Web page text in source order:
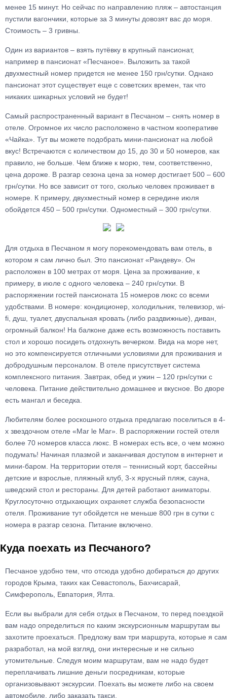
менее 15 минут. Но сейчас по направлению пляж – автостанция
пустили вагончики, которые за 3 минуты довозят вас до моря.
Стоимость – 3 гривны.
Один из вариантов – взять путёвку в крупный пансионат,
например в пансионат «Песчаное». Выложить за такой
двухместный номер придется не менее 150 грн/сутки. Однако
пансионат этот существует еще с советских времен, так что
никаких шикарных условий не будет!
Самый распространенный вариант в Песчаном – снять номер в
отеле. Огромное их число расположено в частном кооперативе
«Чайка». Тут вы можете подобрать мини-пансионат на любой
вкус! Встречаются с количеством до 15, до 30 и 50 номеров, как
правило, не больше. Чем ближе к морю, тем, соответственно,
цена дороже. В разгар сезона цена за номер достигает 500 – 600
грн/сутки. Но все зависит от того, сколько человек проживает в
номере. К примеру, двухместный номер в середине июля
обойдется 450 – 500 грн/сутки. Одноместный – 300 грн/сутки.
Для отдыха в Песчаном я могу порекомендовать вам отель, в
котором я сам лично был. Это пансионат «Рандеву». Он
расположен в 100 метрах от моря. Цена за проживание, к
примеру, в июле с одного человека – 240 грн/сутки. В
распоряжении гостей пансионата 15 номеров люкс со всеми
удобствами. В номере: кондиционер, холодильник, телевизор, wi-
fi, душ, туалет, двуспальная кровать (либо раздвижные), диван,
огромный балкон! На балконе даже есть возможность поставить
стол и хорошо посидеть отдохнуть вечерком. Вида на море нет,
но это компенсируется отличными условиями для проживания и
добродушным персоналом. В отеле присутствует система
комплексного питания. Завтрак, обед и ужин – 120 грн/сутки с
человека. Питание действительно домашнее и вкусное. Во дворе
есть мангал и беседка.
Любителям более роскошного отдыха предлагаю поселиться в 4-
х звездочном отеле «Mar le Mar». В распоряжении гостей отеля
более 70 номеров класса люкс. В номерах есть все, о чем можно
подумать! Начиная плазмой и заканчивая доступом в интернет и
мини-баром. На территории отеля – теннисный корт, бассейны
детские и взрослые, пляжный клуб, 3-х ярусный пляж, сауна,
шведский стол и рестораны. Для детей работают аниматоры.
Круглосуточно отдыхающих охраняет служба безопасности
отеля. Проживание тут обойдется не меньше 800 грн в сутки с
номера в разгар сезона. Питание включено.
Куда поехать из Песчаного?
Песчаное удобно тем, что отсюда удобно добираться до других
городов Крыма, таких как Севастополь, Бахчисарай,
Симферополь, Евпатория, Ялта.
Если вы выбрали для себя отдых в Песчаном, то перед поездкой
вам надо определиться по каким экскурсионным маршрутам вы
захотите проехаться. Предложу вам три маршрута, которые я сам
разработал, на мой взгляд, они интересные и не сильно
утомительные. Следуя моим маршрутам, вам не надо будет
переплачивать лишние деньги посредникам, которые
организовывают экскурсии. Поехать вы можете либо на своем
автомобиле, либо заказать такси.